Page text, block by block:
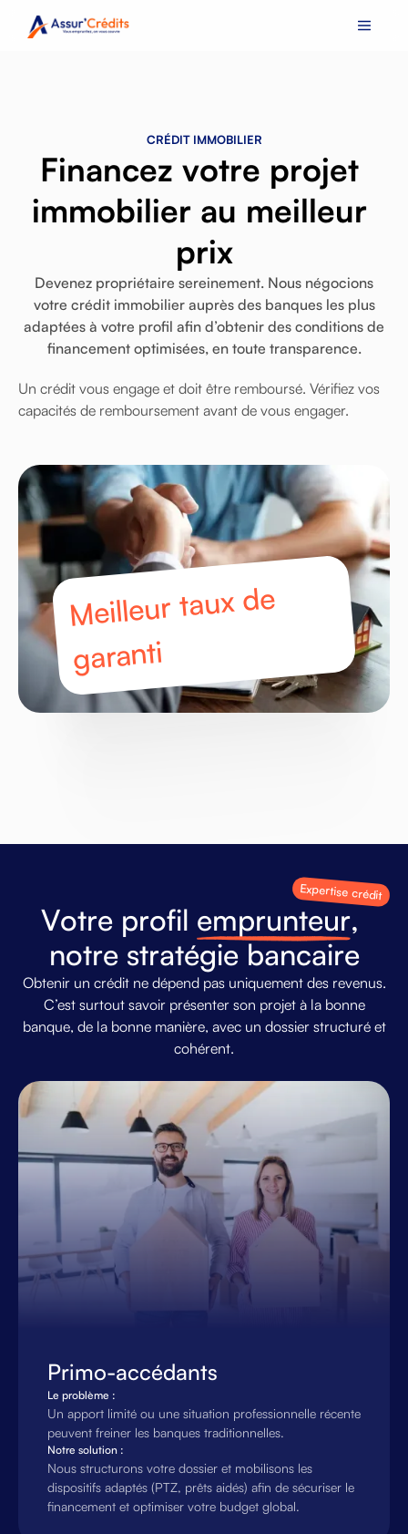
CRÉDIT IMMOBILIER
Financez votre projet
immobilier au meilleur
prix
Devenez propriétaire sereinement. Nous négocions
votre crédit immobilier auprès des banques les plus
adaptées à votre profil afin d’obtenir des conditions de
financement optimisées, en toute transparence.
Un crédit vous engage et doit être remboursé. Vérifiez vos
capacités de remboursement avant de vous engager.
Meilleur taux de
garanti
Votre profil emprunteur,
notre stratégie bancaire
Obtenir un crédit ne dépend pas uniquement des revenus.
C’est surtout savoir présenter son projet à la bonne
banque, de la bonne manière, avec un dossier structuré et
cohérent.
Expertise crédit
Primo-accédants
Le problème :
Un apport limité ou une situation professionnelle récente
peuvent freiner les banques traditionnelles.
Notre solution :
Nous structurons votre dossier et mobilisons les
dispositifs adaptés (PTZ, prêts aidés) afin de sécuriser le
financement et optimiser votre budget global.